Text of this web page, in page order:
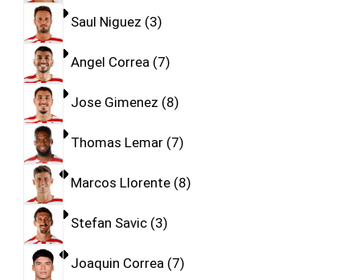
Saul Niguez 3
Angel Correa 7
Jose Gimenez 8
Thomas Lemar 7
Marcos Llorente 8
Stefan Savic 3
Joaquin Correa 7